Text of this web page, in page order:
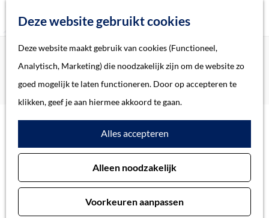
Deze website gebruikt cookies
Deze website maakt gebruik van cookies (Functioneel,
Analytisch, Marketing) die noodzakelijk zijn om de website zo
goed mogelijk te laten functioneren. Door op accepteren te
klikken, geef je aan hiermee akkoord te gaan.
Alles accepteren
Alleen noodzakelijk
Voorkeuren aanpassen
k
e
Home
Verhalen
Thema
Soort object
Collecties
Beeld en geluid
Home
Actueel
Data studenten presenteren nieuwe
erfgoedtoepassingen
Data studenten
presenteren nieuwe
erfgoedtoepassingen
22 maart 2019